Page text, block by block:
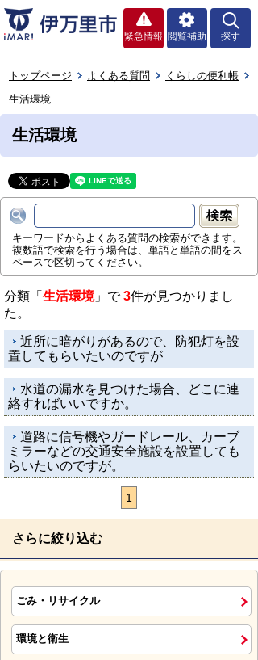
緊急情報 閲覧補助 探す
トップページ よくある質問
くらしの便利帳
生活環境
生活環境
キーワードからよくある質問の検索ができます。
複数語で検索を行う場合は、単語と単語の間をス
ペースで区切ってください。
分類「 生活環境」で3件が見つかりまし
た。
近所に暗がりがあるので、防犯灯を設
置してもらいたいのですが
水道の漏水を見つけた場合、どこに連
絡すればいいですか。
道路に信号機やガードレール、カーブ
ミラーなどの交通安全施設を設置しても
らいたいのですが。
1
さらに絞り込む
ごみ・リサイクル
環境と衛生